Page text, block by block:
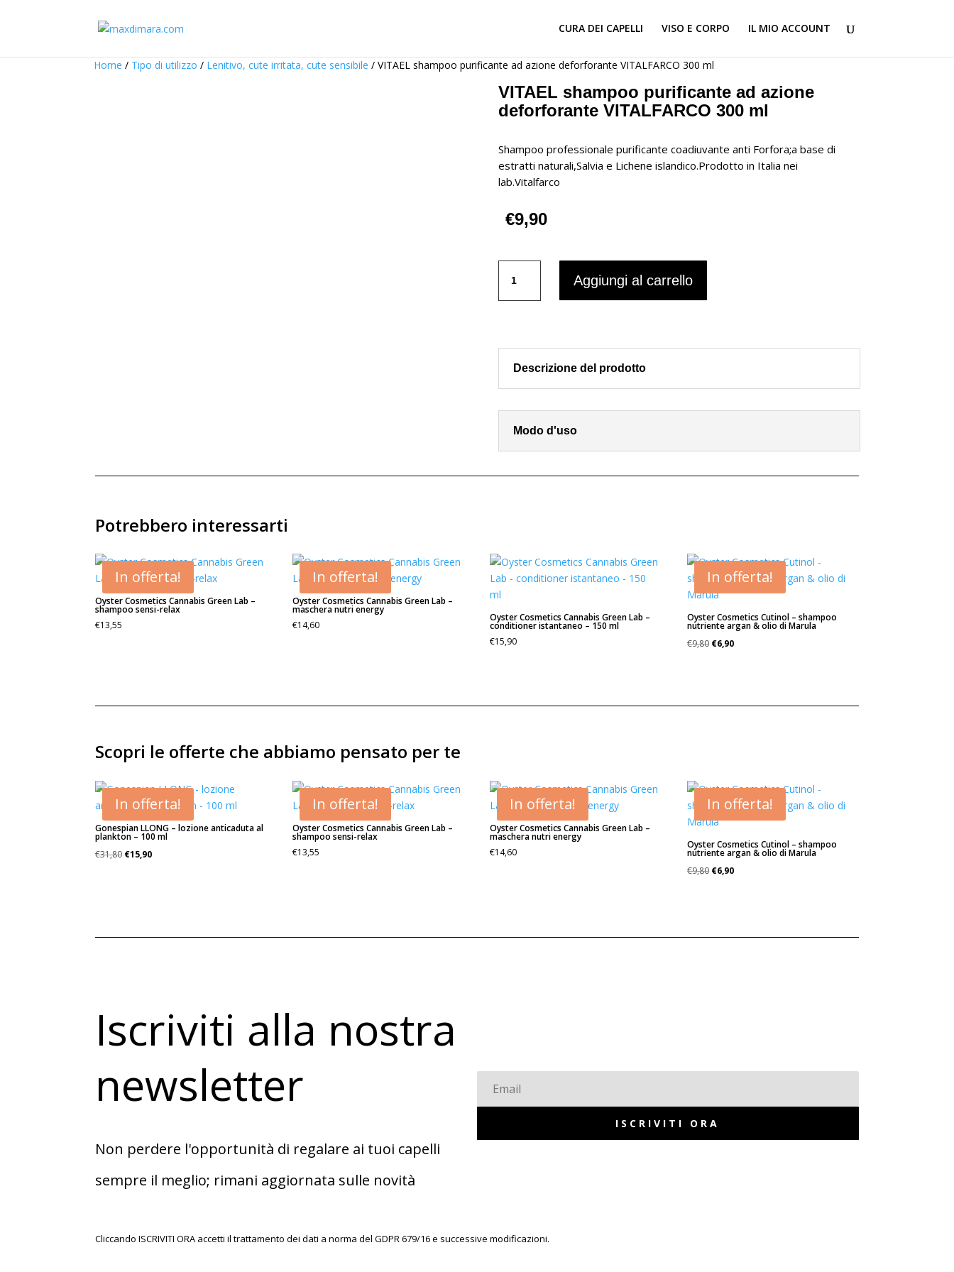
CURA DEI CAPELLI VISO E CORPO IL MIO ACCOUNT
Home / Tipo di utilizzo / Lenitivo, cute irritata, cute sensibile / VITAEL shampoo purificante ad azione deforforante VITALFARCO 300 ml
VITAEL shampoo purificante ad azione
deforforante VITALFARCO 300 ml
Shampoo professionale purificante coadiuvante anti Forfora;a base di
estratti naturali,Salvia e Lichene islandico.Prodotto in Italia nei
lab.Vitalfarco
€9,90
shampoo
purificante
deforforante
VITALFARCO
quantità
Aggiungi al carrello
Descrizione del prodotto
Modo d'uso
Potrebbero interessarti
In offerta!
Oyster Cosmetics Cannabis Green Lab –
shampoo sensi-relax
€13,55
In offerta!
Oyster Cosmetics Cannabis Green Lab –
maschera nutri energy
€14,60
Oyster Cosmetics Cannabis Green Lab –
conditioner istantaneo – 150 ml
€15,90
In offerta!
Oyster Cosmetics Cutinol – shampoo
nutriente argan & olio di Marula
€9,80 Il
€6,90Il
Scopri le offerte che abbiamo pensato per te
In offerta!
Gonespian LLONG – lozione anticaduta al
plankton – 100 ml
€31,80 Il
€15,90Il
In offerta!
Oyster Cosmetics Cannabis Green Lab –
shampoo sensi-relax
€13,55
In offerta!
Oyster Cosmetics Cannabis Green Lab –
maschera nutri energy
€14,60
In offerta!
Oyster Cosmetics Cutinol – shampoo
nutriente argan & olio di Marula
€9,80 Il
€6,90Il
Iscriviti alla nostra
newsletter
Non perdere l'opportunità di regalare ai tuoi capelli
sempre il meglio; rimani aggiornata sulle novità
ISCRIVITI ORA
Cliccando ISCRIVITI ORA accetti il trattamento dei dati a norma del GDPR 679/16 e successive modificazioni.